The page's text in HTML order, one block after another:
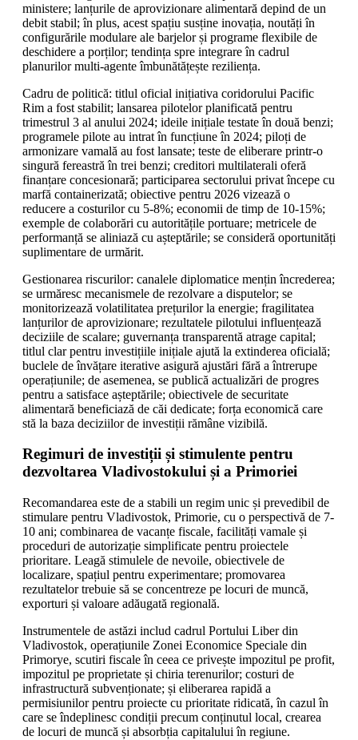
ministere; lanțurile de aprovizionare alimentară depind de un
debit stabil; în plus, acest spațiu susține inovația, noutăți în
configurările modulare ale barjelor și programe flexibile de
deschidere a porților; tendința spre integrare în cadrul
planurilor multi-agente îmbunătățește reziliența.
Cadru de politică: titlul oficial inițiativa coridorului Pacific
Rim a fost stabilit; lansarea pilotelor planificată pentru
trimestrul 3 al anului 2024; ideile inițiale testate în două benzi;
programele pilote au intrat în funcțiune în 2024; piloți de
armonizare vamală au fost lansate; teste de eliberare printr-o
singură fereastră în trei benzi; creditori multilaterali oferă
finanțare concesionară; participarea sectorului privat începe cu
marfă containerizată; obiective pentru 2026 vizează o
reducere a costurilor cu 5-8%; economii de timp de 10-15%;
exemple de colaborări cu autoritățile portuare; metricele de
performanță se aliniază cu așteptările; se consideră oportunități
suplimentare de urmărit.
Gestionarea riscurilor: canalele diplomatice mențin încrederea;
se urmăresc mecanismele de rezolvare a disputelor; se
monitorizează volatilitatea prețurilor la energie; fragilitatea
lanțurilor de aprovizionare; rezultatele pilotului influențează
deciziile de scalare; guvernanța transparentă atrage capital;
titlul clar pentru investițiile inițiale ajută la extinderea oficială;
buclele de învățare iterative asigură ajustări fără a întrerupe
operațiunile; de asemenea, se publică actualizări de progres
pentru a satisface așteptările; obiectivele de securitate
alimentară beneficiază de căi dedicate; forța economică care
stă la baza deciziilor de investiții rămâne vizibilă.
Regimuri de investiții și stimulente pentru
dezvoltarea Vladivostokului și a Primoriei
Recomandarea este de a stabili un regim unic și prevedibil de
stimulare pentru Vladivostok, Primorie, cu o perspectivă de 7-
10 ani; combinarea de vacanțe fiscale, facilități vamale și
proceduri de autorizație simplificate pentru proiectele
prioritare. Leagă stimulele de nevoile, obiectivele de
localizare, spațiul pentru experimentare; promovarea
rezultatelor trebuie să se concentreze pe locuri de muncă,
exporturi și valoare adăugată regională.
Instrumentele de astăzi includ cadrul Portului Liber din
Vladivostok, operațiunile Zonei Economice Speciale din
Primorye, scutiri fiscale în ceea ce privește impozitul pe profit,
impozitul pe proprietate și chiria terenurilor; costuri de
infrastructură subvenționate; și eliberarea rapidă a
permisiunilor pentru proiecte cu prioritate ridicată, în cazul în
care se îndeplinesc condiții precum conținutul local, crearea
de locuri de muncă și absorbția capitalului în regiune.